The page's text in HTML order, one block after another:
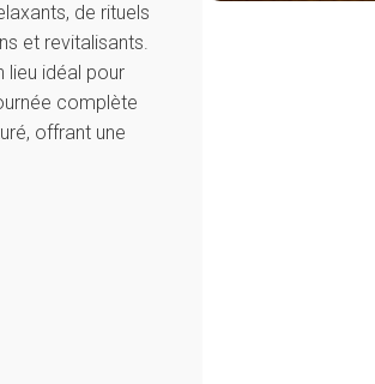
de rituels
et revitalisants.
lieu idéal pour
complète
offrant une